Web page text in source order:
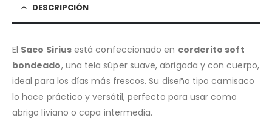
DESCRIPCIÓN
El Saco Sirius está confeccionado en corderito soft
bondeado, una tela súper suave, abrigada y con cuerpo,
ideal para los días más frescos. Su diseño tipo camisaco
lo hace práctico y versátil, perfecto para usar como
abrigo liviano o capa intermedia.